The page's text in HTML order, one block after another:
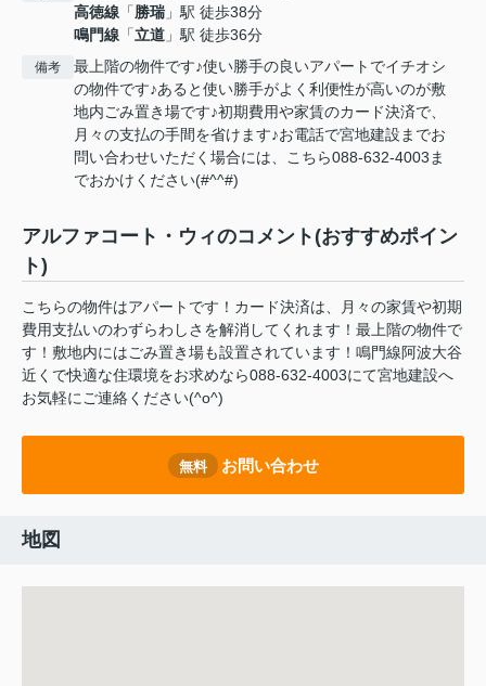
高徳線 「勝瑞 」駅 徒歩38分
鳴門線 「立道 」駅 徒歩36分
備考
最上階の物件です♪使い勝手の良いアパートでイチオシ
の物件です♪あると使い勝手がよく利便性が高いのが敷
地内ごみ置き場です♪初期費用や家賃のカード決済で、
月々の支払の手間を省けます♪お電話で宮地建設までお
問い合わせいただく場合には、こちら088-632-4003ま
でおかけください(#^^#)
アルファコート・ウィのコメント(おすすめポイン
ト)
こちらの物件はアパートです！カード決済は、月々の家賃や初期
費用支払いのわずらわしさを解消してくれます！最上階の物件で
す！敷地内にはごみ置き場も設置されています！鳴門線阿波大谷
近くで快適な住環境をお求めなら088-632-4003にて宮地建設へ
お気軽にご連絡ください(^o^)
無料 お問い合わせ
地図